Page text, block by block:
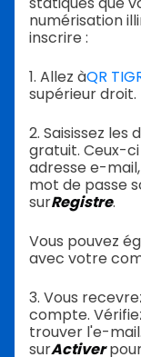
numérisation
inscrire :
1. Allez àQR
supérieur droit.
2. Saisissez les
gratuit. Ceux-
adresse e-
mot de passe
surRegistre.
Vous pouvez
avec votre
3. Vous
compte.
trouver l'e-
surActiver